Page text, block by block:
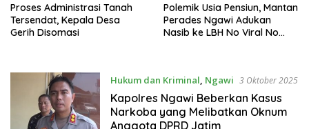
Proses Administrasi Tanah
Tersendat, Kepala Desa
Gerih Disomasi
Polemik Usia Pensiun, Mantan
Perades Ngawi Adukan
Nasib ke LBH No Viral No
Hukum dan Kriminal, Ngawi 3 Oktober 2025
Kapolres Ngawi Beberkan Kasus
Narkoba yang Melibatkan Oknum
Anggota DPRD Jatim